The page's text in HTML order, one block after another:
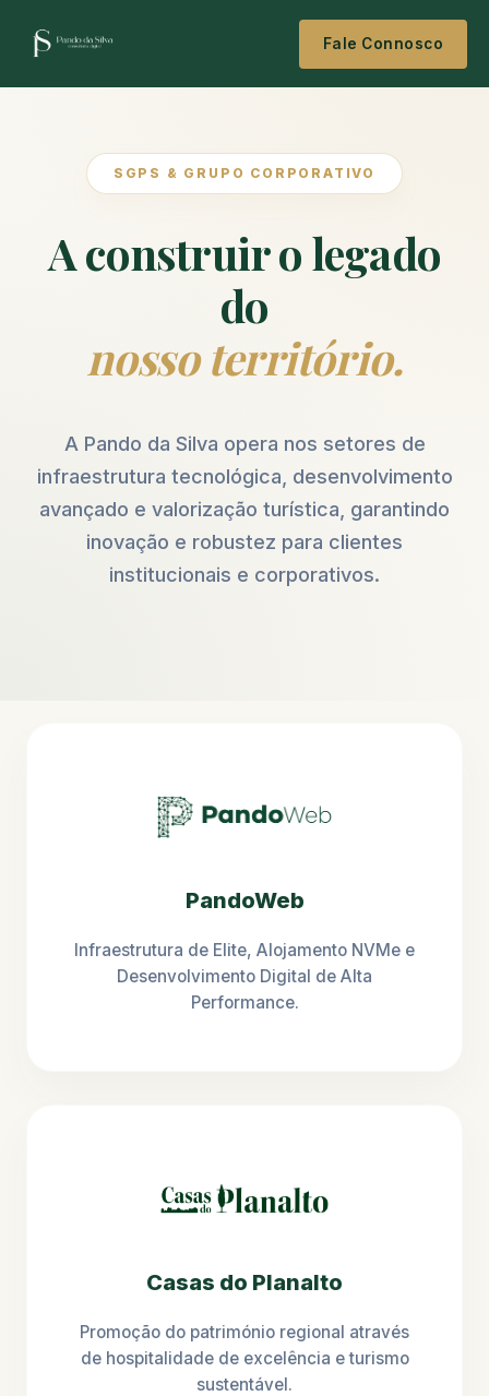
Fale Connosco
SGPS & GRUPO CORPORATIVO
A construir o legado
do
nosso território.
A Pando da Silva opera nos setores de
infraestrutura tecnológica, desenvolvimento
avançado e valorização turística, garantindo
inovação e robustez para clientes
institucionais e corporativos.
PandoWeb
Infraestrutura de Elite, Alojamento NVMe e
Desenvolvimento Digital de Alta
Performance.
Casas do Planalto
Promoção do património regional através
de hospitalidade de excelência e turismo
sustentável.